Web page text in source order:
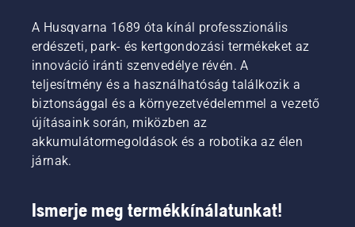
A Husqvarna 1689 óta kínál professzionális
erdészeti, park- és kertgondozási termékeket az
innováció iránti szenvedélye révén. A
teljesítmény és a használhatóság találkozik a
biztonsággal és a környezetvédelemmel a vezető
újításaink során, miközben az
akkumulátormegoldások és a robotika az élen
járnak.
Ismerje meg termékkínálatunkat!